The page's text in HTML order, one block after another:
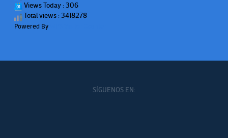
Views Today : 306
Total views : 3418278
Powered By
SÍGUENOS EN: